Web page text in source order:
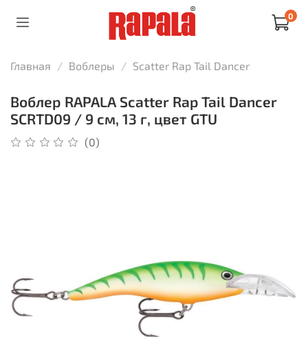
0
Главная Воблеры Scatter Rap Tail Dancer
Воблер RAPALA Scatter Rap Tail Dancer
SCRTD09 / 9 см, 13 г, цвет GTU
(0)